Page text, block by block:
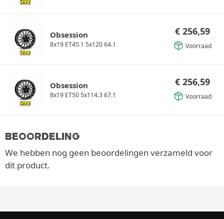
Obsession
8x19 ET45.1 5x120 64.1
€ 256,59
Voorraad
Obsession
8x19 ET50 5x114.3 67.1
€ 256,59
Voorraad
BEOORDELING
We hebben nog geen beoordelingen verzameld voor
dit product.